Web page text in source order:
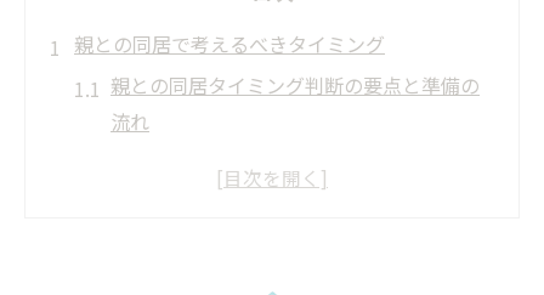
親との同居で考えるべきタイミング
親との同居タイミング判断の要点と準備の
流れ
生活スタイル別に考える同居開始のタイミ